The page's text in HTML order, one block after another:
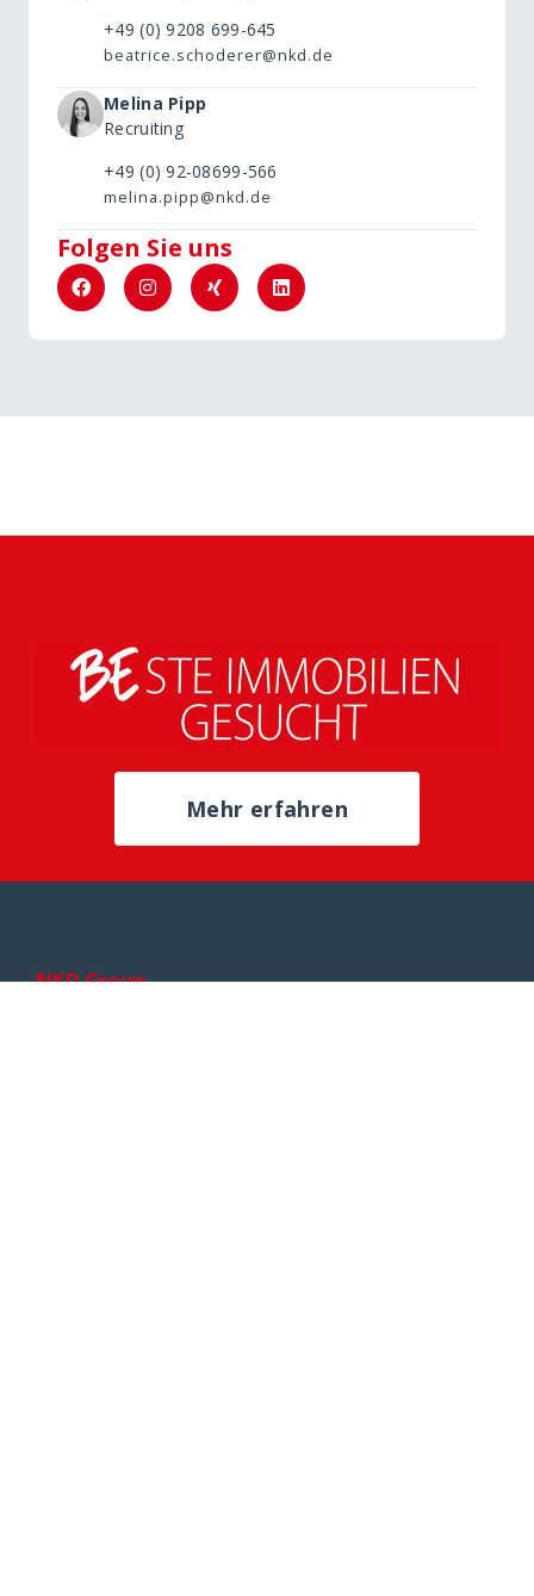
+49 (0) 9208 699-645
beatrice.schoderer@nkd.de
Melina Pipp
Recruiting
+49 (0) 92-08699-566
melina.pipp@nkd.de
Folgen Sie uns
Mehr erfahren
NKD Group